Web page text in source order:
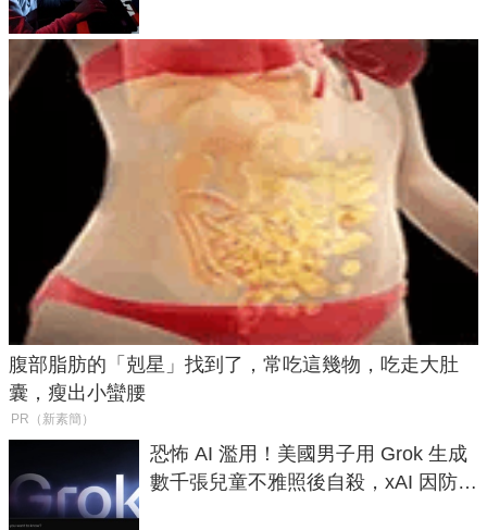
腹部脂肪的「剋星」找到了，常吃這幾物，吃走大肚
囊，瘦出小蠻腰
PR（新素簡）
恐怖 AI 濫用！美國男子用 Grok 生成
數千張兒童不雅照後自殺，xAI 因防護